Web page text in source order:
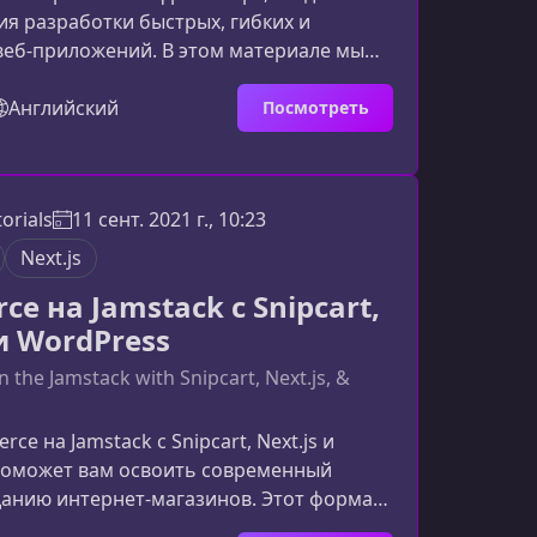
разработки быстрых, гибких и
В этом материале мы
что представляют собой Svelte и
их ключевые преимущества и как они
эффективные и лёгкие
пользовательских интерфейсов,
подходом компиляции на этапе
тяжёл
Английский Посмотреть
11 сент. 2021 г., 10:23
Next.js
на Jamstack с Snipcart,
WordPress
the Jamstack with Snipcart, Next.js, &
на Jamstack с Snipcart, Next.js и
вам освоить современный
интернет‑магазинов. Этот формат
подходит разработчикам,